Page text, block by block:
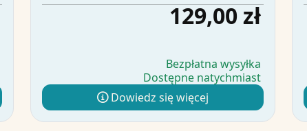
129,00 zł
Bezpłatna wysyłka
Dostępne natychmiast
Dowiedz się więcej